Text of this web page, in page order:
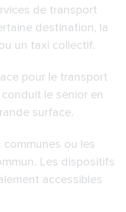
de transport
destination, la
un taxi collectif.
pour le transport
le senior en
surface.
ou les
Les dispositifs
accessibles